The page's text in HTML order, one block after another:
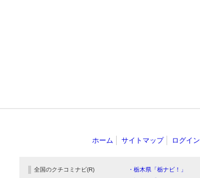
ホーム サイトマップ ログイン
全国のクチコミナビ(R) ・栃木県「栃ナビ！」